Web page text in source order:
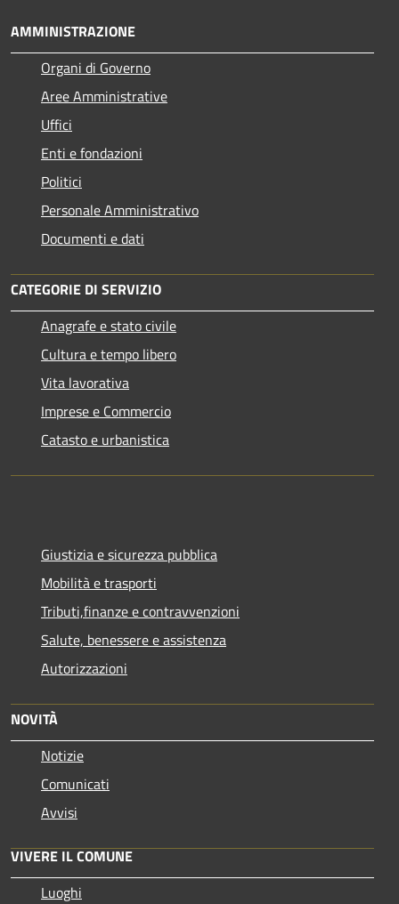
AMMINISTRAZIONE
Organi di Governo
Aree Amministrative
Uffici
Enti e fondazioni
Politici
Personale Amministrativo
Documenti e dati
CATEGORIE DI SERVIZIO
Anagrafe e stato civile
Cultura e tempo libero
Vita lavorativa
Imprese e Commercio
Catasto e urbanistica
Giustizia e sicurezza pubblica
Mobilità e trasporti
Tributi,finanze e contravvenzioni
Salute, benessere e assistenza
Autorizzazioni
NOVITÀ
Notizie
Comunicati
Avvisi
VIVERE IL COMUNE
Luoghi